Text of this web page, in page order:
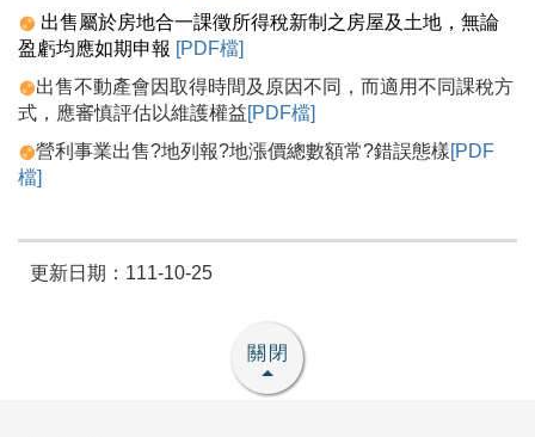
出售 屬於房地合一課徵所得稅新制之房屋及土地，無論
盈虧均應如期申報 [PDF檔]
出售不動產會因取得時間及原因不同，而適用不同課稅方
式，應審慎評估以維護權益[PDF檔]
營利事業出售?地列報?地漲價總數額常?錯誤態樣[PDF
檔]
更新日期：111-10-25
關閉